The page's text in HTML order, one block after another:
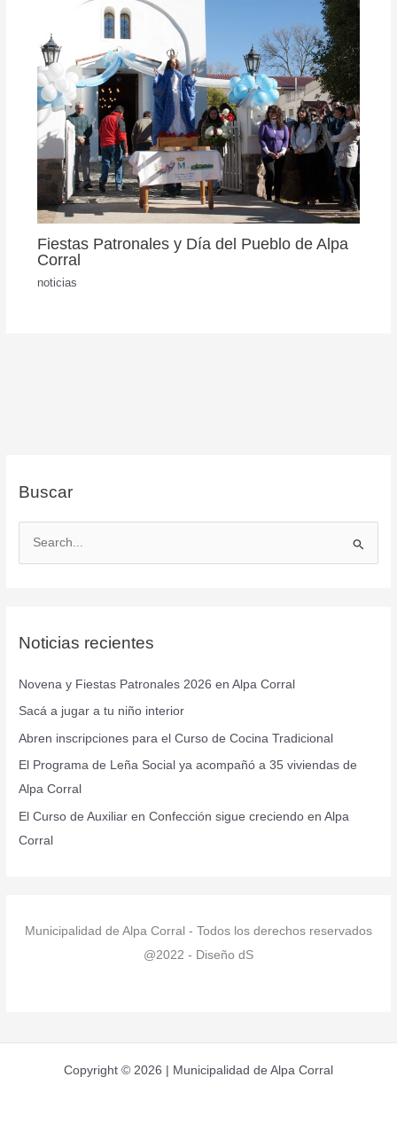
Fiestas Patronales y Día del Pueblo de Alpa
Corral
noticias
Buscar
a
p
o
r
:
Noticias recientes
Novena y Fiestas Patronales 2026 en Alpa Corral
Sacá a jugar a tu niño interior
Abren inscripciones para el Curso de Cocina Tradicional
El Programa de Leña Social ya acompañó a 35 viviendas de
Alpa Corral
El Curso de Auxiliar en Confección sigue creciendo en Alpa
Corral
Municipalidad de Alpa Corral - Todos los derechos reservados
@2022 - Diseño dS
Copyright © 2026 | Municipalidad de Alpa Corral